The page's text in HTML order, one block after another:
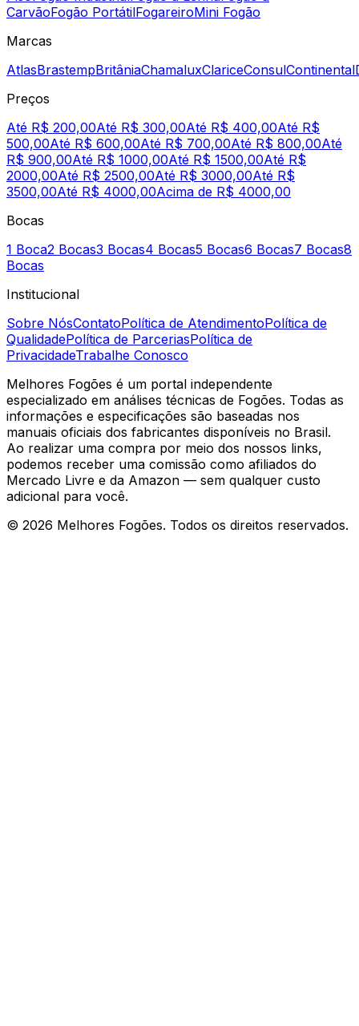
CarvãoFogão PortátilFogareiroMini Fogão
Marcas
AtlasBrastempBritâniaChamaluxClariceConsulContinental
Preços
Até R$ 200,00Até R$ 300,00Até R$ 400,00Até R$
500,00Até R$ 600,00Até R$ 700,00Até R$ 800,00Até
R$ 900,00Até R$ 1000,00Até R$ 1500,00Até R$
2000,00Até R$ 2500,00Até R$ 3000,00Até R$
3500,00Até R$ 4000,00Acima de R$ 4000,00
Bocas
1 Boca2 Bocas3 Bocas4 Bocas5 Bocas6 Bocas7 Bocas8
Bocas
Institucional
Sobre NósContatoPolítica de AtendimentoPolítica de
QualidadePolítica de ParceriasPolítica de
PrivacidadeTrabalhe Conosco
Melhores Fogões é um portal independente
especializado em análises técnicas de Fogões. Todas as
informações e especificações são baseadas nos
manuais oficiais dos fabricantes disponíveis no Brasil.
Ao realizar uma compra por meio dos nossos links,
podemos receber uma comissão como afiliados do
Mercado Livre e da Amazon — sem qualquer custo
adicional para você.
© 2026 Melhores Fogões. Todos os direitos reservados.